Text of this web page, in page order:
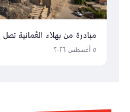
مبادرة من بهلاء العُمانية تصل
٥ أغسطس ٢٠٢٦